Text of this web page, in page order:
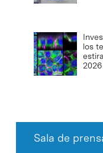
los
2026
Sala de